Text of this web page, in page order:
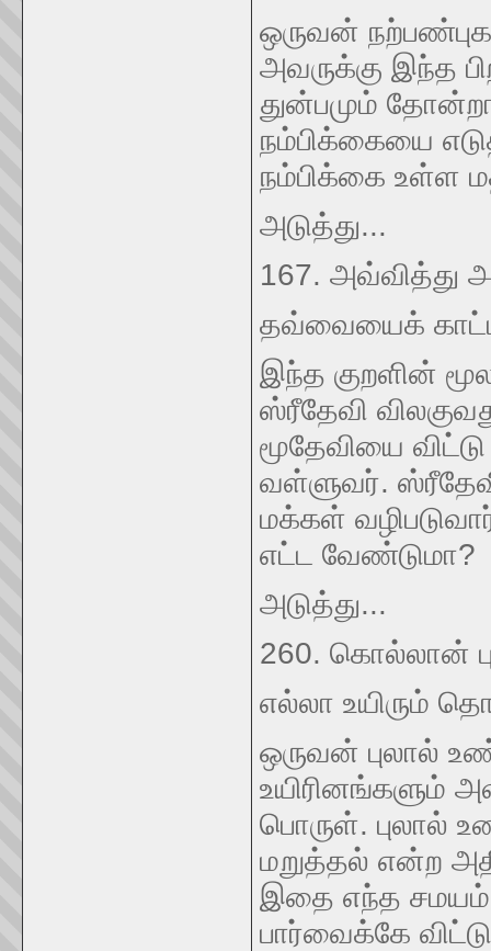
ஒருவன்
அவருக்கு இந்த
துன்பமும்
நம்பிக்கையை
நம்பிக்கை உள்ள
அடுத்து...
167. அவ்வித்து
தவ்வையைக்
இந்த குறளின்
ஸ்ரீதேவி
மூதேவியை
வள்ளுவர்.
மக்கள்
எட்ட வேண்டுமா?
அடுத்து...
260. கொல்லான்
எல்லா உயிரும்
ஒருவன் புலால்
உயிரினங்களும்
பொருள். புலால்
மறுத்தல் என்ற
இதை எந்த சமயம்
பார்வைக்கே